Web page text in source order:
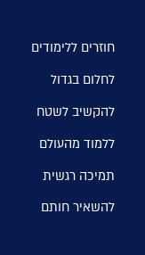
חוזרים ללימודים
לחלום בגדול
להקשיב לשטח
ללמוד מהעולם
תמיכה רגשית
להשאיר חותם